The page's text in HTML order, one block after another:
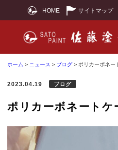
HOME サイトマップ
ホーム > ニュース > ブログ > ポリカーボネー
2023.04.19 ブログ
ポリカーボネートケ